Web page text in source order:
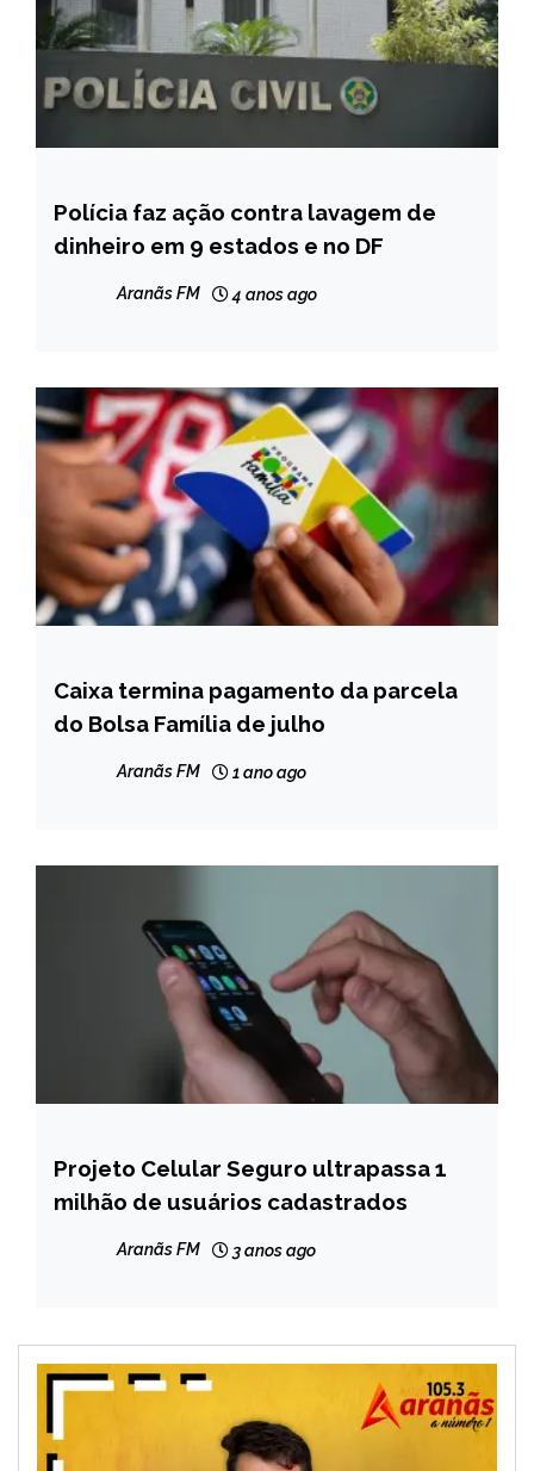
BRASIL
MINAS
Polícia faz ação contra lavagem de
dinheiro em 9 estados e no DF
Aranãs FM 4 anos ago
BRASIL
NOTÍCIAS
Caixa termina pagamento da parcela
do Bolsa Família de julho
Aranãs FM 1 ano ago
BRASIL
NOTÍCIAS
Projeto Celular Seguro ultrapassa 1
milhão de usuários cadastrados
Aranãs FM 3 anos ago